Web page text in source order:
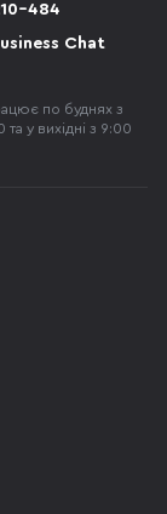
484
Chat
по буднях з
у вихідні з 9:00